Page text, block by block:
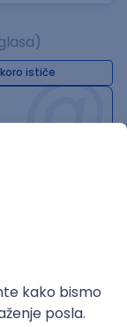
ističe
@
u tvom